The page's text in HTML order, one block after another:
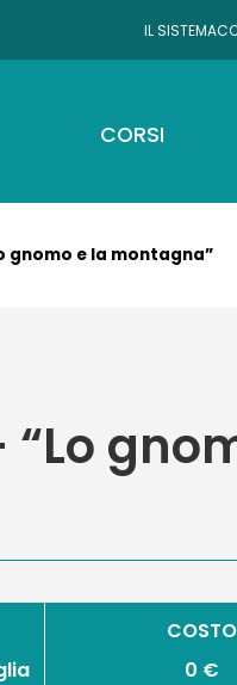
IL SISTEMA
CORSI
gnomo e la montagna”
COSTO
0 €